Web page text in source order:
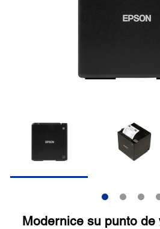
Modernice su punto de